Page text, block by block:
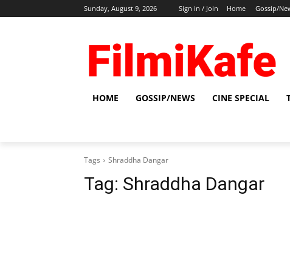
Sunday, August 9, 2026 Sign in / Join Home Gossip/
HOME GOSSIP/NEWS CINE SPECIAL
Tags Shraddha Dangar
Tag: Shraddha Dangar